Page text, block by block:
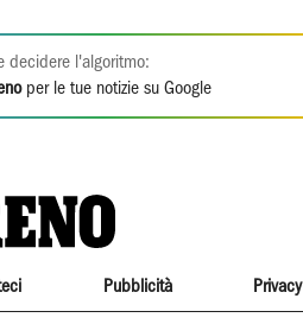
decidere l'algoritmo:
per le tue notizie su Google
Pubblicità Privacy